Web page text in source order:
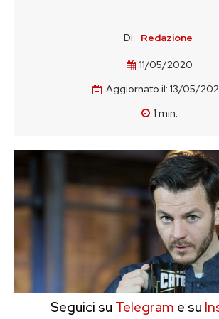
Di: Redazione
11/05/2020
Aggiornato il: 13/05/
1 min.
Seguici su Telegram e su